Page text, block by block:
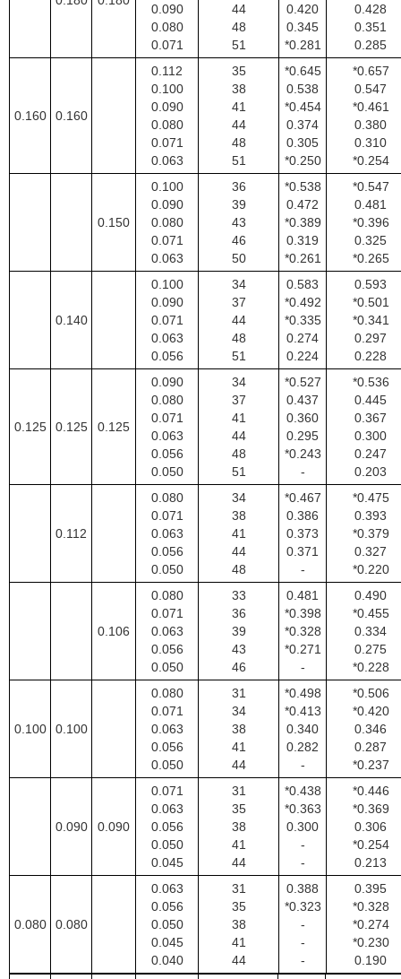
0.090
0.080
0.071
44
48
51
0.420
0.345
*0.281
0.428
0.351
0.285
0.160 0.160
0.112
0.100
0.090
0.080
0.071
0.063
35
38
41
44
48
51
*0.645
0.538
*0.454
0.374
0.305
*0.250
*0.657
0.547
*0.461
0.380
0.310
*0.254
0.150
0.100
0.090
0.080
0.071
0.063
36
39
43
46
50
*0.538
0.472
*0.389
0.319
*0.261
*0.547
0.481
*0.396
0.325
*0.265
0.140
0.100
0.090
0.071
0.063
0.056
34
37
44
48
51
0.583
*0.492
*0.335
0.274
0.224
0.593
*0.501
*0.341
0.297
0.228
0.125 0.125 0.125
0.090
0.080
0.071
0.063
0.056
0.050
34
37
41
44
48
51
*0.527
0.437
0.360
0.295
*0.243
-
*0.536
0.445
0.367
0.300
0.247
0.203
0.112
0.080
0.071
0.063
0.056
0.050
34
38
41
44
48
*0.467
0.386
0.373
0.371
-
*0.475
0.393
*0.379
0.327
*0.220
0.106
0.080
0.071
0.063
0.056
0.050
33
36
39
43
46
0.481
*0.398
*0.328
*0.271
-
0.490
*0.455
0.334
0.275
*0.228
0.100 0.100
0.080
0.071
0.063
0.056
0.050
31
34
38
41
44
*0.498
*0.413
0.340
0.282
-
*0.506
*0.420
0.346
0.287
*0.237
0.090 0.090
0.071
0.063
0.056
0.050
0.045
31
35
38
41
44
*0.438
*0.363
0.300
-
-
*0.446
*0.369
0.306
*0.254
0.213
0.080 0.080
0.063
0.056
0.050
0.045
0.040
31
35
38
41
44
0.388
*0.323
-
-
-
0.395
*0.328
*0.274
*0.230
0.190